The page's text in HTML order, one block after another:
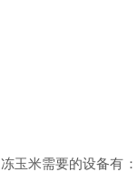
玉米需要的设备有